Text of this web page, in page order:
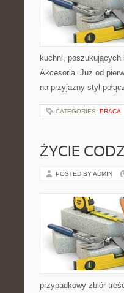
kuchni,
Akcesoria. Już od
na przyjazny styl
CATEGORIES: PRACA
ŻYCIE
POSTED BY ADMIN
przypadkowy zbiór